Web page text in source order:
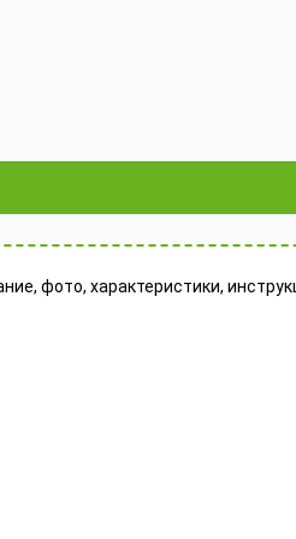
фото, характеристики,